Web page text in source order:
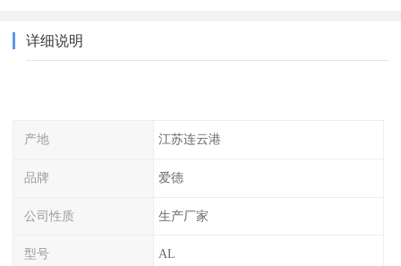
详细说明
产地 江苏连云港
品牌 爱德
公司性质 生产厂家
型号 AL